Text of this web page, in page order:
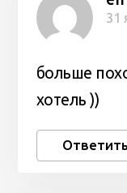
31
больше
хотель ))
Ответить